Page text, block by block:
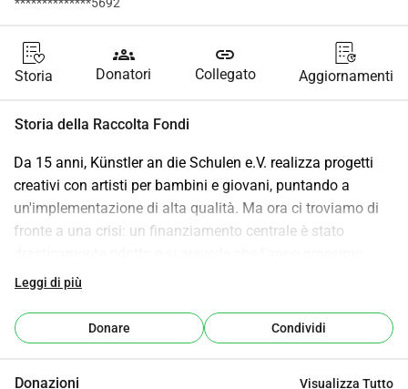
Storia
groups
Donatori
link
Collegato Aggiornamenti
Storia della Raccolta Fondi
Da 15 anni, Künstler an die Schulen e.V. realizza progetti
creativi con artisti per bambini e giovani, puntando a
un'implementazione di alta qualità. Ma ora ci troviamo di
fronte a una crisi: un finanziamento centrale è stato
venga completamente eliminato. Ciò ci priva del
200.000 all'anno in ulteriori fondi per numerosi progetti.
Senza questi fondi, non possiamo più realizzare progetti.
Leggi di più
Donare Condividi
Donazioni Visualizza Tutto